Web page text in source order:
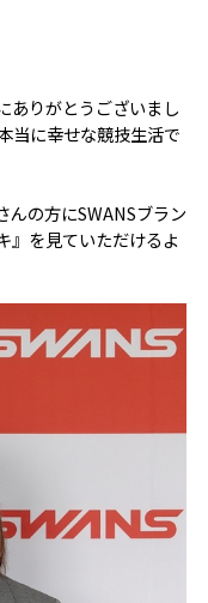
ありがとうございまし
当に幸せな競技生活で
んの方にSWANSブラン
』を見ていただけるよ